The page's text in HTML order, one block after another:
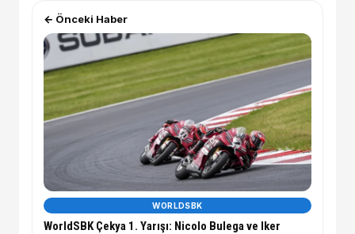
← Önceki Haber
WORLDSBK
WorldSBK Çekya 1. Yarışı: Nicolo Bulega ve Iker